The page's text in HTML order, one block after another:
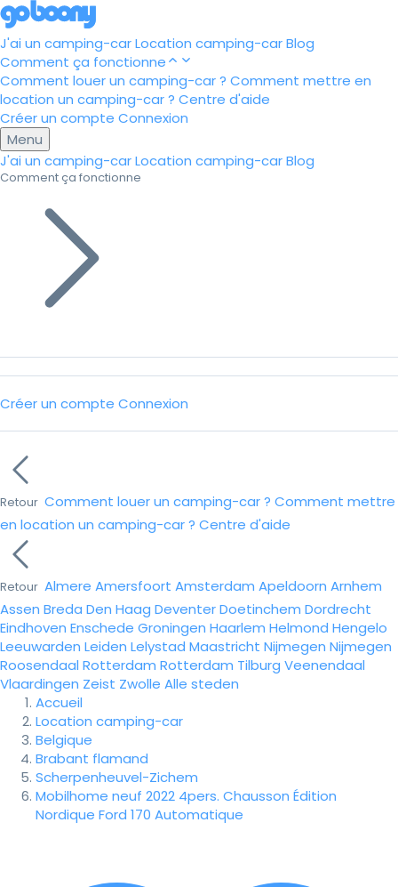
J'ai un camping-carLocation camping-carBlog
Comment ça fonctionne
Comment louer un camping-car ? Comment mettre en
location un camping-car ? Centre d'aide
Créer un compte Connexion
Menu
J'ai un camping-carLocation camping-carBlog
Comment ça fonctionne
Créer un compte Connexion
Retour Comment louer un camping-car ? Comment mettre
en location un camping-car ? Centre d'aide
Retour Almere Amersfoort Amsterdam Apeldoorn Arnhem
Assen Breda Den Haag DeventerDoetinchem Dordrecht
Eindhoven Enschede Groningen Haarlem Helmond Hengelo
Leeuwarden Leiden Lelystad Maastricht Nijmegen Nijmegen
Roosendaal Rotterdam Rotterdam Tilburg Veenendaal
Vlaardingen Zeist Zwolle Alle steden
Accueil
Location camping-car
Belgique
Brabant flamand
Scherpenheuvel-Zichem
Mobilhome neuf 2022 4pers. Chausson Édition
Nordique Ford 170 Automatique